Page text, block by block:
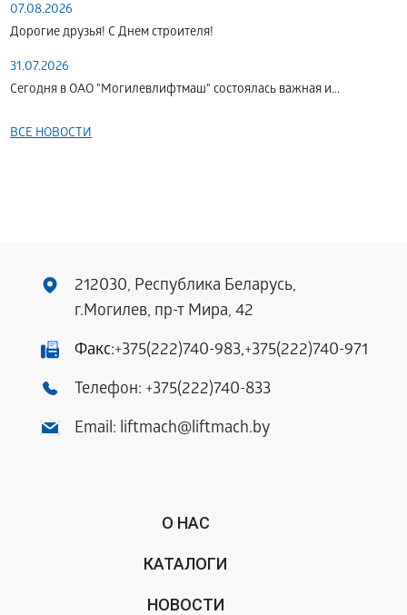
07.08.2026
Дорогие друзья! С Днем строителя!
31.07.2026
Сегодня в ОАО "Могилевлифтмаш" состоялась важная и...
ВСЕ НОВОСТИ
212030, Республика Беларусь,
г.Могилев, пр-т Мира, 42
Факс:+375(222)740-983,+375(222)740-971
Телефон: +375(222)740-833
Email: liftmach@liftmach.by
О НАС
КАТАЛОГИ
НОВОСТИ